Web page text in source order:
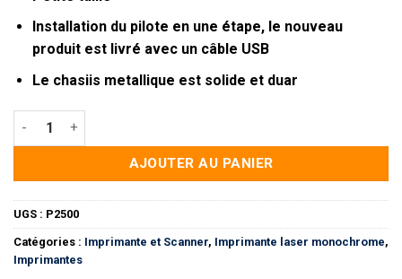
Installation du pilote en une étape, le nouveau
produit est livré avec un câble USB
Le chasiis metallique est solide et duar
quantité de Imprimante Laser Monochrome P2500 Pantum 22
AJOUTER AU PANIER
UGS : P2500
Catégories : Imprimante et Scanner, Imprimante laser monochrome,
Imprimantes